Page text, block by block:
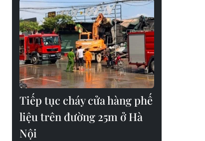
Tiếp tục cháy cửa hàng phế
liệu trên đường 25m ở Hà
Nội